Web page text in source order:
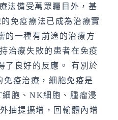
法備受萬眾矚目外，基
免疫療法已成為治療實
的一種有前途的治療方
治療失敗的患者在免疫
了良好的反應。 有別於
疫治療，細胞免疫是
胞、NK細胞、腫瘤浸
抽提擴增，回輸體內增